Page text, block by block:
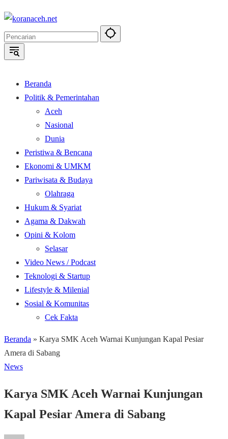
Langsung
konten
Beranda
Politik & Pemerintahan
Aceh
Nasional
Dunia
Peristiwa & Bencana
Ekonomi & UMKM
Pariwisata & Budaya
Olahraga
Hukum & Syariat
Agama & Dakwah
Opini & Kolom
Selasar
Video News / Podcast
Teknologi & Startup
Lifestyle & Milenial
Sosial & Komunitas
Cek Fakta
Beranda » Karya SMK Aceh Warnai Kunjungan Kapal Pesiar
Amera di Sabang
News
Karya SMK Aceh Warnai Kunjungan
Kapal Pesiar Amera di Sabang